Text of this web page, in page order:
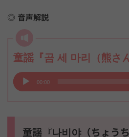
音声解説
童謡『곰 세 마리（熊さ
音
声
00:00
童謡『나비야（ちょうち